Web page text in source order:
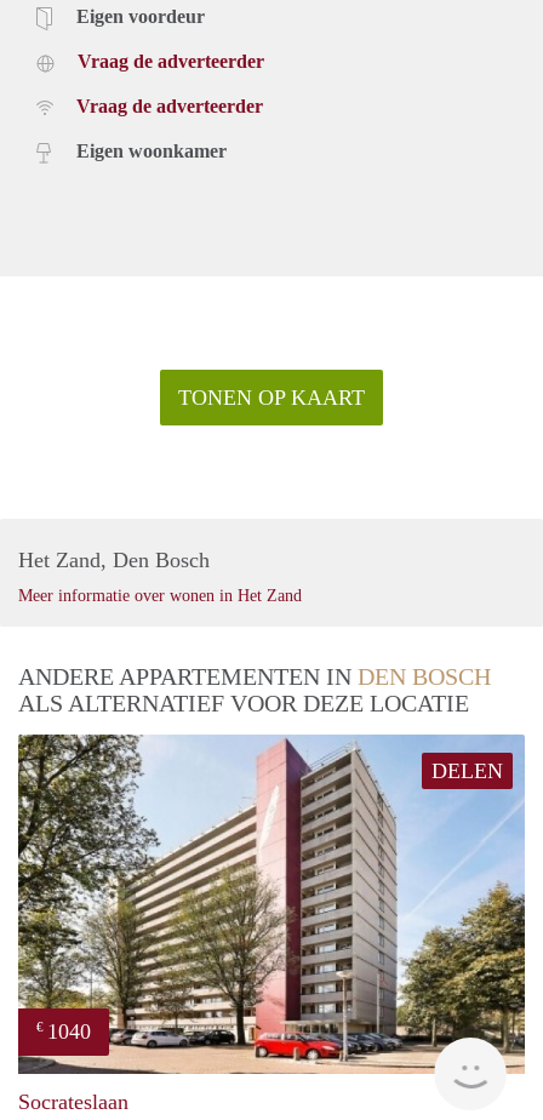
Eigen voordeur
Vraag de adverteerder
Vraag de adverteerder
Eigen woonkamer
TONEN OP KAART
Het Zand, Den Bosch
Meer informatie over wonen in Het Zand
ANDERE APPARTEMENTEN IN DEN BOSCH
ALS ALTERNATIEF VOOR DEZE LOCATIE
DELEN
€ 1040
Socrateslaan